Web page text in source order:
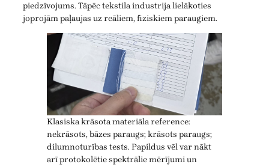
piedzīvojums. Tāpēc tekstila industrija lielākoties
joprojām paļaujas uz reāliem, fiziskiem paraugiem.
Klasiska krāsota materiāla reference:
nekrāsots, bāzes paraugs; krāsots paraugs;
dilumnoturības tests. Papildus vēl var nākt
arī protokolētie spektrālie mērījumi un